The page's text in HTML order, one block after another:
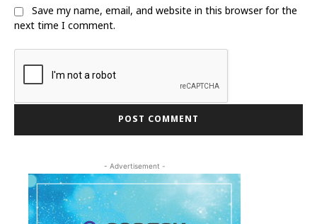
Save my name, email, and website in this browser for the
next time I comment.
- Advertisement -